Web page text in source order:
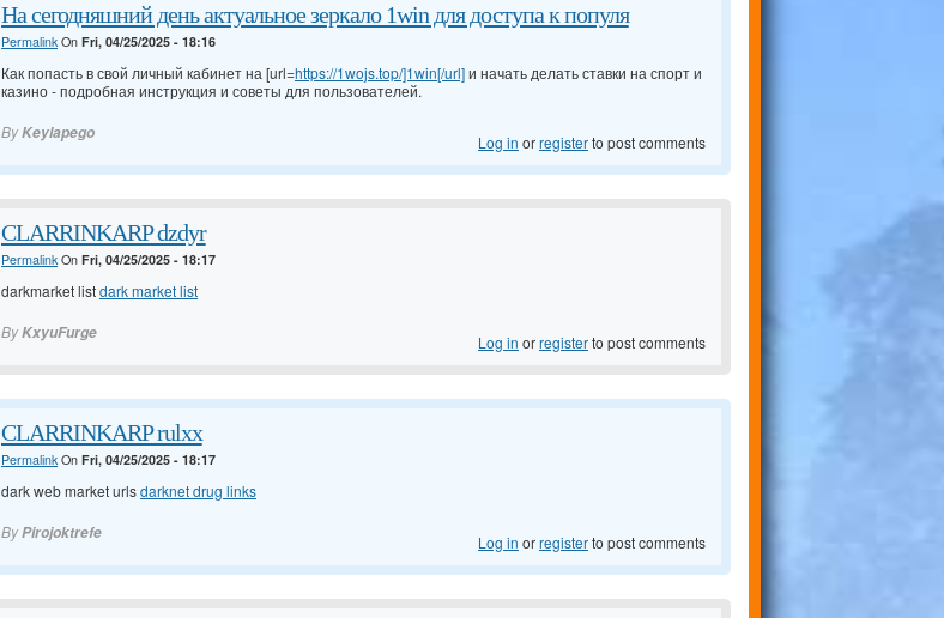
На сегодняшний день актуальное зеркало 1win для доступа к популя
PermalinkOn Fri, 04/25/2025 - 18:16
Как попасть в свой личный кабинет на [url=https://1wojs.top/]1win[/url]и начать делать ставки на спорт и
казино - подробная инструкция и советы для пользователей.
ByKeylapego Log in orregisterto post comments
CLARRINKARP dzdyr
PermalinkOn Fri, 04/25/2025 - 18:17
darkmarket listdark market list
ByKxyuFurge Log in orregisterto post comments
CLARRINKARP rulxx
PermalinkOn Fri, 04/25/2025 - 18:17
dark web market urlsdarknet drug links
ByPirojoktrefe Log in orregisterto post comments